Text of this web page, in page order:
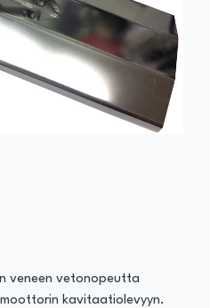
veneen vetonopeutta
kavitaatiolevyyn.